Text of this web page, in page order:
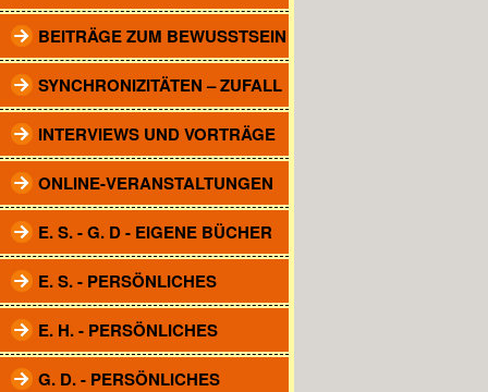
BEITRÄGE ZUM BEWUSSTSEIN
SYNCHRONIZITÄTEN – ZUFALL
INTERVIEWS UND VORTRÄGE
ONLINE-VERANSTALTUNGEN
E. S. - G. D - EIGENE BÜCHER
E. S. - PERSÖNLICHES
E. H. - PERSÖNLICHES
G. D. - PERSÖNLICHES